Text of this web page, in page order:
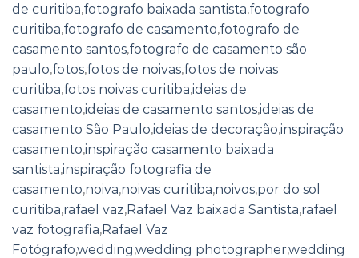
de curitiba,fotografo baixada santista,fotografo
curitiba,fotografo de casamento,fotografo de
casamento santos,fotografo de casamento são
paulo,fotos,fotos de noivas,fotos de noivas
curitiba,fotos noivas curitiba,ideias de
casamento,ideias de casamento santos,ideias de
casamento São Paulo,ideias de decoração,inspiração
casamento,inspiração casamento baixada
santista,inspiração fotografia de
casamento,noiva,noivas curitiba,noivos,por do sol
curitiba,rafael vaz,Rafael Vaz baixada Santista,rafael
vaz fotografia,Rafael Vaz
Fotógrafo,wedding,wedding photographer,wedding